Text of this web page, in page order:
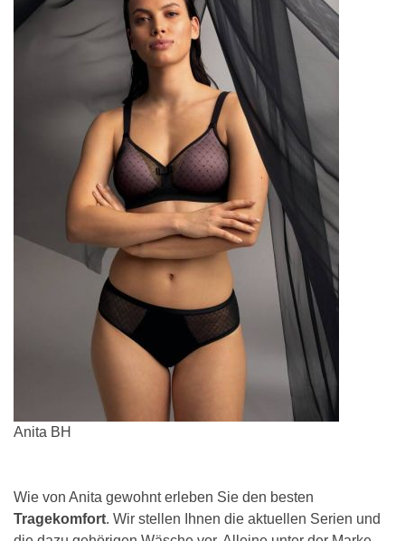
Anita BH
Wie von Anita gewohnt erleben Sie den besten
Tragekomfort. Wir stellen Ihnen die aktuellen Serien und